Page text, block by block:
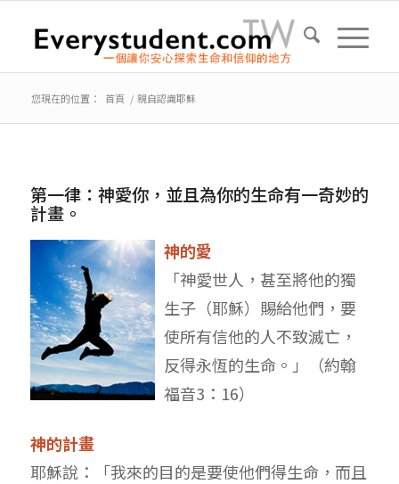
您現在的位置： 首頁 / 親自認識耶穌
第一律：神愛你，並且為你的生命有一奇妙的
計畫。
神的愛
「神愛世人，甚至將他的獨
生子（耶穌）賜給他們，要
使所有信他的人不致滅亡，
反得永恆的生命。」（約翰
福音3：16）
神的計畫
耶穌說：「我來的目的是要使他們得生命，而且